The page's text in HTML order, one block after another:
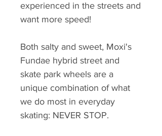
experienced in the streets and
want more speed!
Both salty and sweet, Moxi's
Fundae hybrid street and
skate park wheels are a
unique combination of what
we do most in everyday
skating: NEVER STOP.